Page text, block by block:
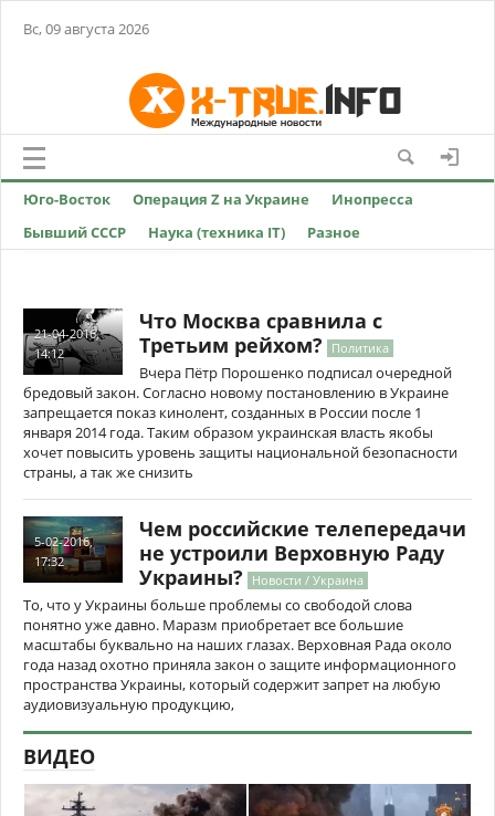
Вс, 09 августа 2026
Юго-Восток Операция Z на Украине
Инопресса
Бывший СССР
Наука (техника IT) Разное
21-04-2016,
14:12
Что Москва сравнила с
Третьим рейхом?
Политика
Вчера Пётр Порошенко подписал очередной
бредовый закон. Согласно новому постановлению в Украине
запрещается показ кинолент, созданных в России после 1
января 2014 года. Таким образом украинская власть якобы
хочет повысить уровень защиты национальной безопасности
страны, а так же снизить
5-02-2016,
17:32
Чем российские телепередачи
не устроили Верховную Раду
Украины?
Новости / Украина
То, что у Украины больше проблемы со свободой слова
понятно уже давно. Маразм приобретает все большие
масштабы буквально на наших глазах. Верховная Рада около
года назад охотно приняла закон о защите информационного
пространства Украины, который содержит запрет на любую
аудиовизуальную продукцию,
ВИДЕО